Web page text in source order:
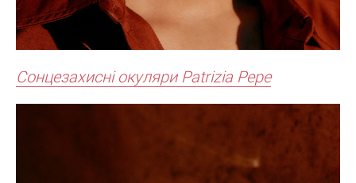
Сонцезахисні окуляри Patrizia Pepe